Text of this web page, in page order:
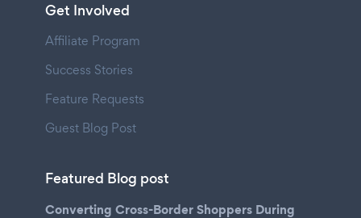
Get Involved
Affiliate Program
Success Stories
Feature Requests
Guest Blog Post
Featured Blog post
Converting Cross-Border Shoppers During